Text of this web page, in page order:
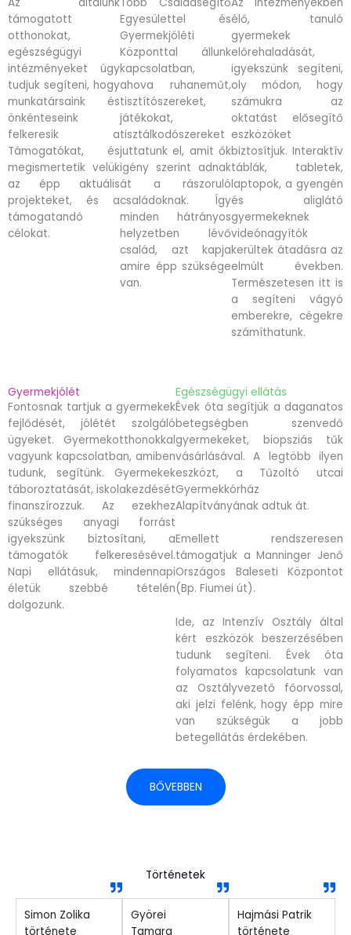
támogatott
otthonokat,
egészségügyi
intézményeket úgy
tudjuk segíteni, hogy
munkatársaink és
önkénteseink
felkeresik a
Támogatókat, és
megismertetik velük
az épp aktuális
projekteket, és a
támogatandó
célokat.
Egyesülettel és
Gyermekjóléti
Központtal állunk
kapcsolatban,
ahova ruhaneműt,
tisztítószereket,
játékokat,
tisztálkodószereket
juttatunk el, amit ők
igény szerint adnak
át a rászoruló
családoknak. Így
minden hátrányos
helyzetben lévő
család, azt kapja
amire épp szüksége
van.
élő, tanuló
gyermekek
előrehaladását,
igyekszünk segíteni,
oly módon, hogy
számukra az
oktatást elősegítő
eszközöket
biztosítjuk. Interaktív
táblák, tabletek,
laptopok, a gyengén
és aliglátó
gyermekeknek
videónagyítók
kerültek átadásra az
elmúlt években.
Természetesen itt is
a segíteni vágyó
emberekre, cégekre
számíthatunk.
Gyermekjólét
Fontosnak tartjuk a gyermekek
fejlődését, jólétét szolgáló
ügyeket. Gyermekotthonokkal
vagyunk kapcsolatban, amiben
tudunk, segítünk. Gyermekek
táboroztatását, iskolakezdését
finanszírozzuk. Az ezekhez
szükséges anyagi forrást
igyekszünk biztosítani, a
támogatók felkeresésével.
Napi ellátásuk, mindennapi
életük szebbé tételén
dolgozunk.
Egészségügyi ellátás
Évek óta segítjük a daganatos
betegségben szenvedő
gyermekeket, biopsziás tűk
vásárlásával. A legtöbb ilyen
eszközt, a Tűzoltó utcai
Gyermekkórház
Alapítványának adtuk át.
Emellett rendszeresen
támogatjuk a Manninger Jenő
Országos Baleseti Központot
(Bp. Fiumei út).
Ide, az Intenzív Osztály által
kért eszközök beszerzésében
tudunk segíteni. Évek óta
folyamatos kapcsolatunk van
az Osztályvezető főorvossal,
aki jelzi felénk, hogy épp mire
van szükségük a jobb
betegellátás érdekében.
BŐVEBBEN
Történetek
Simon Zolika
története
Györei
Tamara
Hajmási Patrik
története